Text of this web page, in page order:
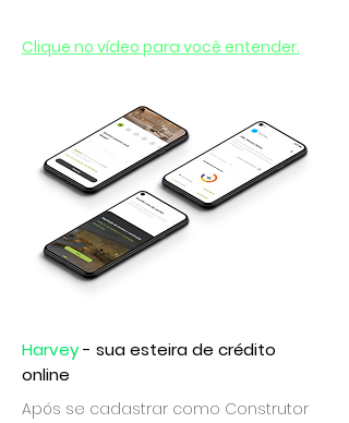
Clique no vídeo para você entender.
Harvey- sua esteira de crédito
online
Após se cadastrar como Construtor